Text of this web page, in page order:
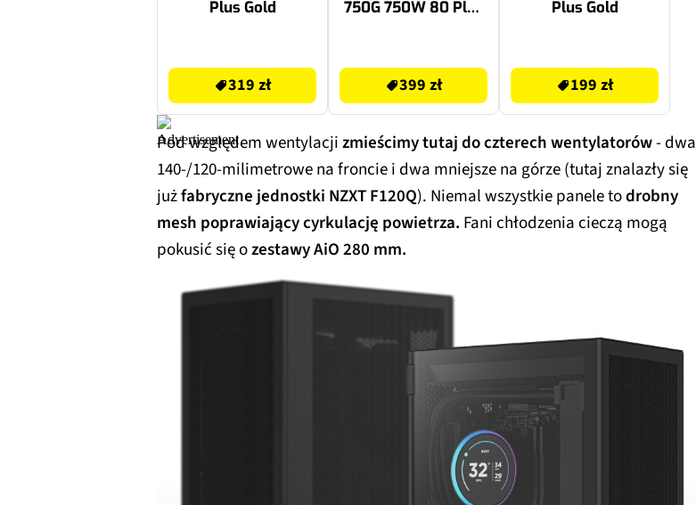
Plus Gold
319 zł
750G 750W 80 Plus
399 zł
Plus Gold
199 zł
Pod względem wentylacjizmieścimy tutaj do czterech wentylatorów- dwa
140-/120-milimetrowe na froncie i dwa mniejsze na górze (tutaj znalazły się
jużfabryczne jednostki NZXT F120Q). Niemal wszystkie panele todrobny
mesh poprawiający cyrkulację powietrza. Fani chłodzenia cieczą mogą
pokusić się ozestawy AiO 280 mm.